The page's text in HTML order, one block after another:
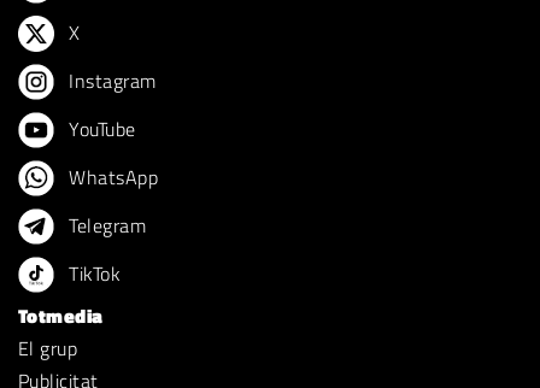
X
Instagram
YouTube
WhatsApp
Telegram
TikTok
Totmedia
El grup
Publicitat